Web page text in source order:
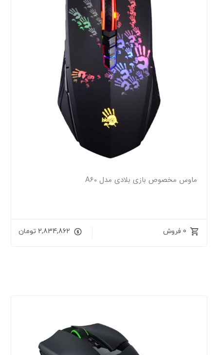
ماوس مخصوص بازی بلادی مدل A60
0 فروش 2,834,862 تومان